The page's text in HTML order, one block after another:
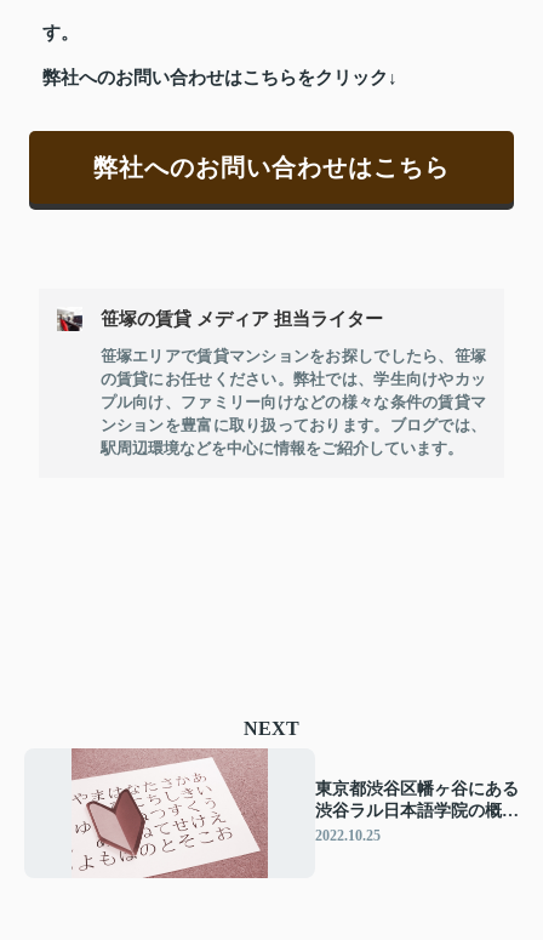
す。
弊社へのお問い合わせはこちらをクリック↓
弊社へのお問い合わせはこちら
笹塚の賃貸 メディア 担当ライター
笹塚エリアで賃貸マンションをお探しでしたら、笹塚
の賃貸にお任せください。弊社では、学生向けやカッ
プル向け、ファミリー向けなどの様々な条件の賃貸マ
ンションを豊富に取り扱っております。ブログでは、
駅周辺環境などを中心に情報をご紹介しています。
NEXT
東京都渋谷区幡ヶ谷にある
渋谷ラル日本語学院の概要
とコースについて
2022.10.25